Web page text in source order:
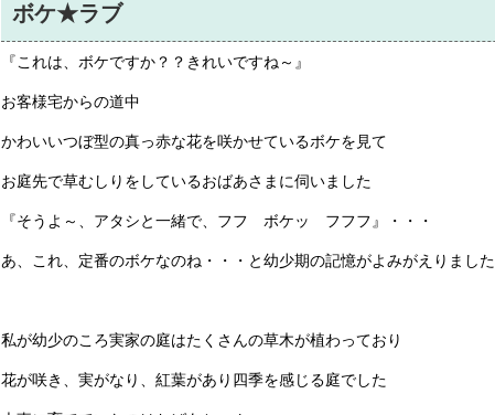
ボケ★ラブ
『これは、ボケですか？？きれいですね～』
お客様宅からの道中
かわいいつぼ型の真っ赤な花を咲かせているボケを見て
お庭先で草むしりをしているおばあさまに伺いました
『そうよ～、アタシと一緒で、フフ ボケッ フフフ』・・・
あ、これ、定番のボケなのね・・・と幼少期の記憶がよみがえりました
私が幼少のころ実家の庭はたくさんの草木が植わっており
花が咲き、実がなり、紅葉があり四季を感じる庭でした